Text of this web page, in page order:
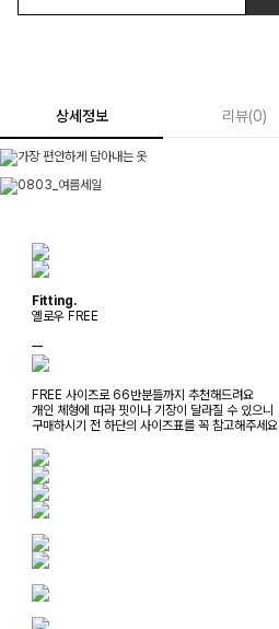
상세정보 리뷰(0)
Fitting.
옐로우 FREE
ㅡ
FREE 사이즈로 66반분들까지 추천해드려요
개인 체형에 따라 핏이나 기장이 달라질 수 있으니
구매하시기 전 하단의 사이즈표를 꼭 참고해주세요